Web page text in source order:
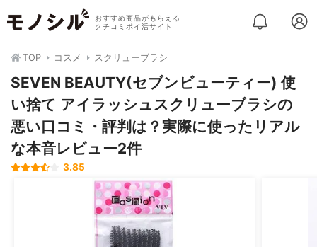
おすすめ商品がもらえる
クチコミポイ活サイト
TOP コスメ スクリューブラシ
SEVEN BEAUTY(セブンビューティー) 使
い捨て アイラッシュスクリューブラシの
悪い口コミ・評判は？実際に使ったリアル
な本音レビュー2件
3.85